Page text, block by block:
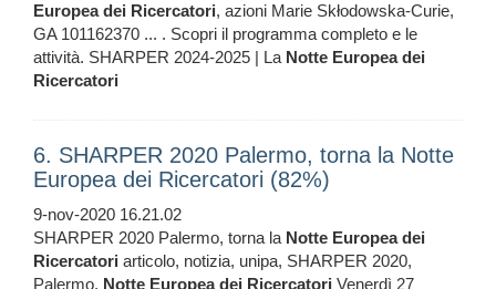
Europea dei Ricercatori, azioni Marie Skłodowska-Curie,
GA 101162370 ... . Scopri il programma completo e le
attività. SHARPER 2024-2025 | La Notte Europea dei
Ricercatori
6. SHARPER 2020 Palermo, torna la Notte
Europea dei Ricercatori (82%)
9-nov-2020 16.21.02
SHARPER 2020 Palermo, torna la Notte Europea dei
Ricercatori articolo, notizia, unipa, SHARPER 2020,
Palermo, Notte Europea dei Ricercatori Venerdì 27